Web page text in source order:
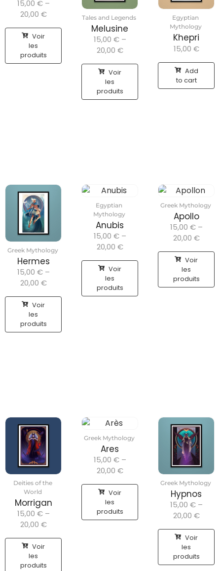
15,00 € –
20,00 €
Voir
les
produits
Tales and Legends
Melusine
15,00 € –
20,00 €
Voir
les
produits
Egyptian
Mythology
Khepri
15,00 €
Add
to cart
Greek Mythology
Hermes
15,00 € –
20,00 €
Voir
les
produits
Egyptian
Mythology
Anubis
15,00 € –
20,00 €
Voir
les
produits
Greek Mythology
Apollo
15,00 € –
20,00 €
Voir
les
produits
Deities of the
World
Morrigan
15,00 € –
20,00 €
Voir
les
produits
Greek Mythology
Ares
15,00 € –
20,00 €
Voir
les
produits
Greek Mythology
Hypnos
15,00 € –
20,00 €
Voir
les
produits